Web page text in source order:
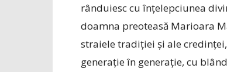
rânduiesc cu înțelepciunea
doamna preoteasă Marioara
straiele tradiției și ale
generație în generație, cu